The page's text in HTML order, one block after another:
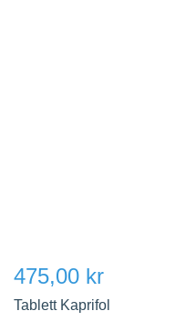
475,00 kr
Tablett Kaprifol